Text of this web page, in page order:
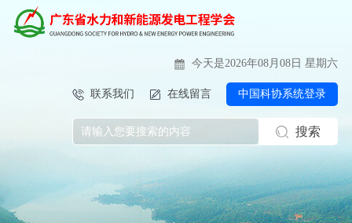
今天是2026年08月08日 星期六
联系我们 在线留言 中国科协系统登录
搜索